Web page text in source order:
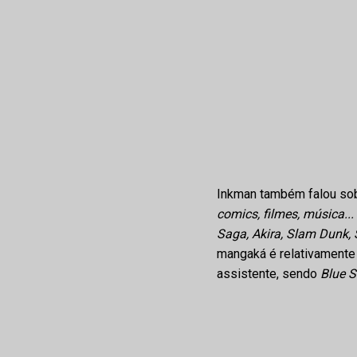
Inkman também falou
comics, filmes,
Saga, Akira, Slam
mangaká é
assistente, sendo Blue